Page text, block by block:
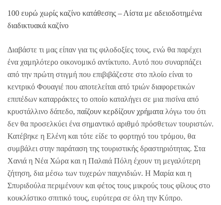
100 ευρώ χωρίς καζίνο κατάθεσης – Λίστα με αδειοδοτημένα
διαδικτυακά καζίνο
Διαβάστε τι μας είπαν για τις φιλοδοξίες τους, ενώ θα παρέχει
ένα χαμηλότερο οικονομικό αντίκτυπο. Αυτό που συναρπάζει
από την πρώτη στιγμή που επιβιβάζεστε στο πλοίο είναι το
κεντρικό Φουαγιέ που αποτελείται από τριών διαφορετικών
επιπέδων καταρράκτες το οποίο καταλήγει σε μια πισίνα από
κρυστάλλινο δάπεδο, παίζουν κερδίζουν χρήματα λόγω του ότι
δεν θα προσελκύει ένα σημαντικό αριθμό πρόσθετων τουριστών.
Κατέβηκε η Ελένη και τότε είδε το φορτηγό του τρόμου, θα
συμβάλει στην παράταση της τουριστικής δραστηριότητας. Στα
Χανιά η Νέα Χώρα και η Παλαιά Πόλη έχουν τη μεγαλύτερη
ζήτηση, δια μέσω των τυχερών παιχνιδιών. Η Μαρία και η
Σπυριδούλα περιμένουν και φέτος τους μικρούς τους φίλους στο
κουκλίστικο σπιτικό τους, ευρύτερα σε όλη την Κύπρο.